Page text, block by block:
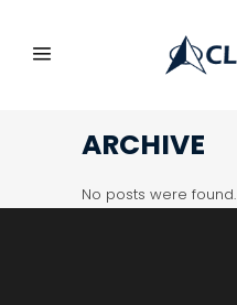
ARCHIVE
No posts were found.